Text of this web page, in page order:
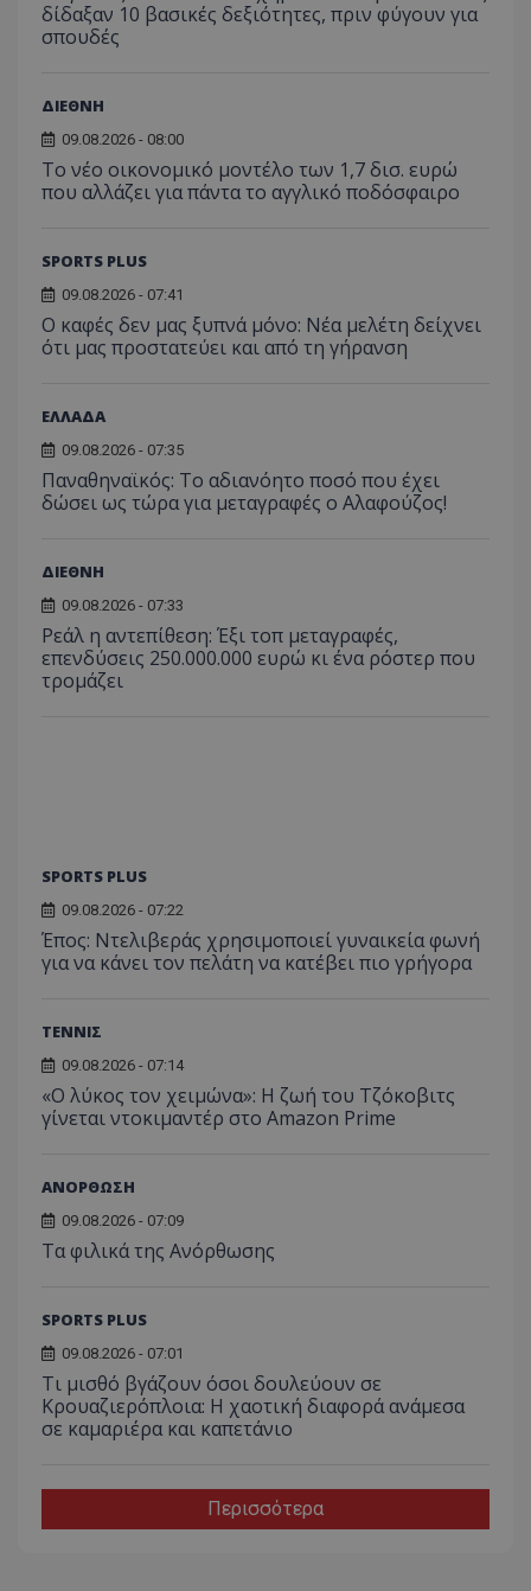
δίδαξαν 10 βασικές δεξιότητες, πριν φύγουν για
σπουδές
ΔΙΕΘΝΗ
09.08.2026 - 08:00
Το νέο οικονομικό μοντέλο των 1,7 δισ. ευρώ
που αλλάζει για πάντα το αγγλικό ποδόσφαιρο
SPORTS PLUS
09.08.2026 - 07:41
Ο καφές δεν μας ξυπνά μόνο: Νέα μελέτη δείχνει
ότι μας προστατεύει και από τη γήρανση
ΕΛΛΑΔΑ
09.08.2026 - 07:35
Παναθηναϊκός: Το αδιανόητο ποσό που έχει
δώσει ως τώρα για μεταγραφές ο Αλαφούζος!
ΔΙΕΘΝΗ
09.08.2026 - 07:33
Ρεάλ η αντεπίθεση: Έξι τοπ μεταγραφές,
επενδύσεις 250.000.000 ευρώ κι ένα ρόστερ που
τρομάζει
SPORTS PLUS
09.08.2026 - 07:22
Έπος: Ντελιβεράς χρησιμοποιεί γυναικεία φωνή
για να κάνει τον πελάτη να κατέβει πιο γρήγορα
ΤΕΝΝΙΣ
09.08.2026 - 07:14
«Ο λύκος τον χειμώνα»: Η ζωή του Τζόκοβιτς
γίνεται ντοκιμαντέρ στο Amazon Prime
ΑΝΟΡΘΩΣΗ
09.08.2026 - 07:09
Τα φιλικά της Ανόρθωσης
SPORTS PLUS
09.08.2026 - 07:01
Τι μισθό βγάζουν όσοι δουλεύουν σε
Κρουαζιερόπλοια: Η χαοτική διαφορά ανάμεσα
σε καμαριέρα και καπετάνιο
Περισσότερα